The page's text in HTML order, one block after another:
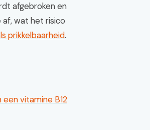
afgebroken en
wat het risico
prikkelbaarheid.
vitamine B12